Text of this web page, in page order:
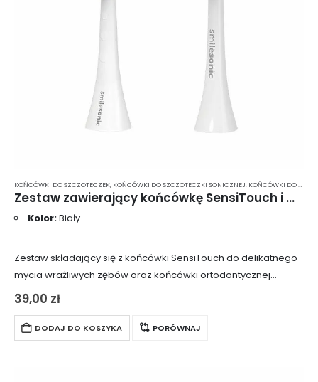
KOŃCÓWKI DO SZCZOTECZEK, KOŃCÓWKI DO SZCZOTECZKI SONICZNEJ, KOŃCÓWKI DO SZCZOTECZKI SONICZNEJ SMILESONIC
Zestaw zawierający końcówkę SensiTouch i OrthoClean – kolor biały UP/EX/GO
Kolor:Biały
Zestaw składający się z końcówki SensiTouch do delikatnego
mycia wrażliwych zębów oraz końcówki ortodontycznej
OrthoClean. Końcówki są kompatybilne wyłącznie z modelami
Smilesonic EX, Smilesonic UP oraz Smilesonic GO. Nie pasują…
39,00 zł
DODAJ DO KOSZYKA PORÓWNAJ